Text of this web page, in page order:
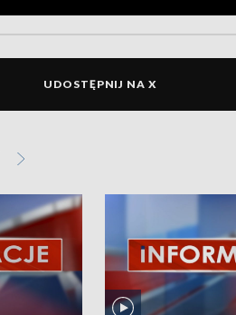
UDOSTĘPNIJ NA X